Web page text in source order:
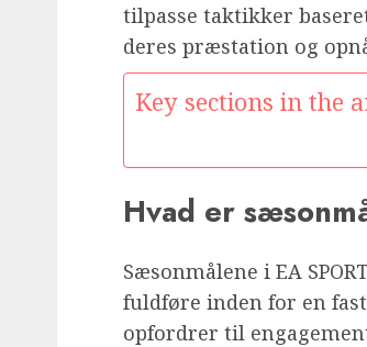
tilpasse taktikker
deres præstation og
Key sections in the
Hvad er
Sæsonmålene i EA
fuldføre inden for en
opfordrer til